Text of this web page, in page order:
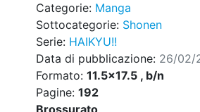
Categorie: Manga
Sottocategorie: Shonen
Serie: HAIKYU!!
Data di pubblicazione: 26/02/
Formato: 11.5x17.5 , b/n
Pagine: 192